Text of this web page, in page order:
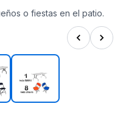
o fiestas en el patio.